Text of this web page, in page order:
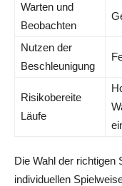
Warten und
Beobachten
Nutzen der
Beschleunigung
Risikobereite
Läufe
Die Wahl der richtigen
individuellen